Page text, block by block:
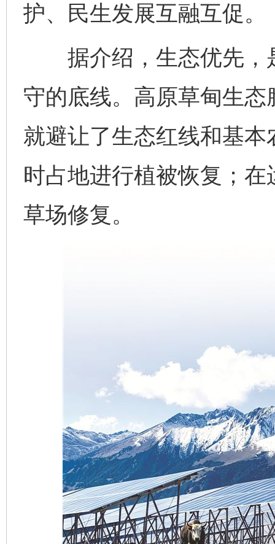
护、民生发展互融互促。
据介绍，生态优先，
守的底线。高原草甸生
就避让了生态红线和基
时占地进行植被恢复；
草场修复。